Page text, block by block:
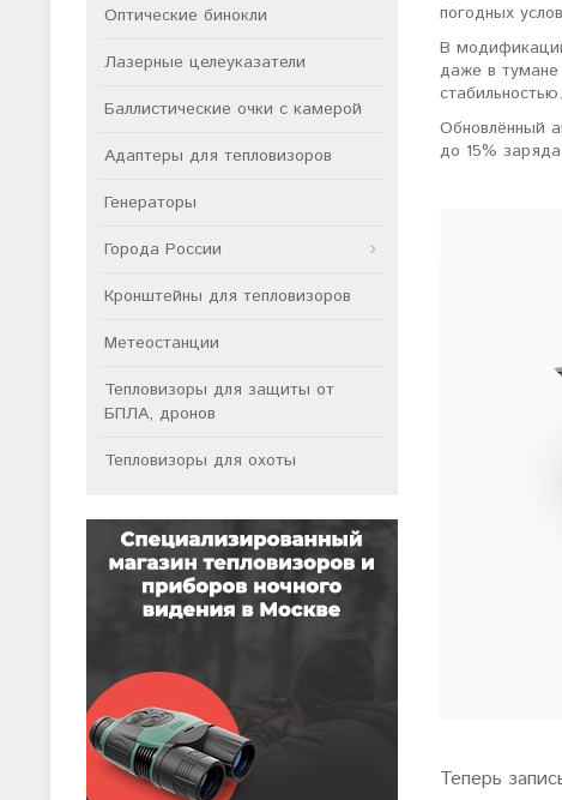
Оптические бинокли
Лазерные целеуказатели
Баллистические очки с камерой
Адаптеры для тепловизоров
Генераторы
Города России
Кронштейны для тепловизоров
Метеостанции
Тепловизоры для защиты от
БПЛА, дронов
Тепловизоры для охоты
погодных
В
даже в
стабильностью.
Обновлённый
до 15%
Теперь